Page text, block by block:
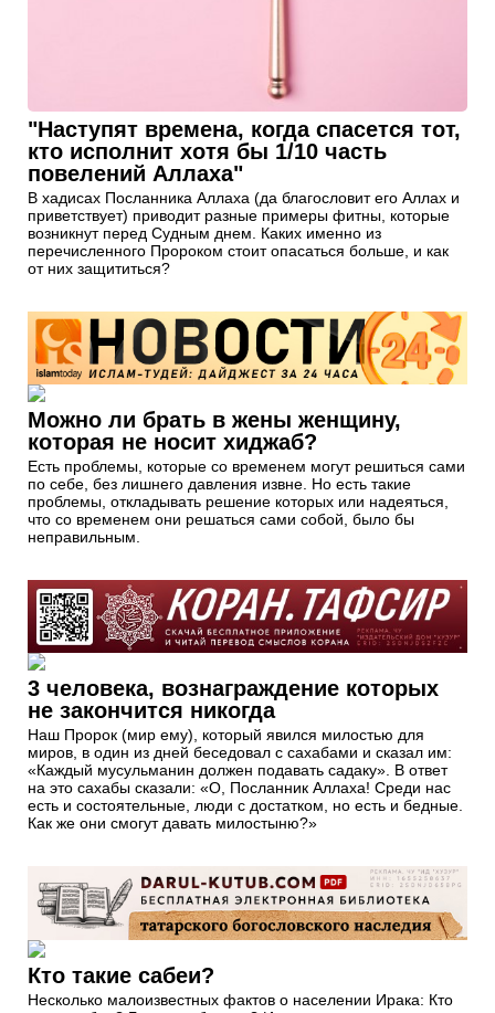
"Наступят времена, когда спасется тот,
кто исполнит хотя бы 1/10 часть
повелений Аллаха"
В хадисах Посланника Аллаха (да благословит его Аллах и
приветствует) приводит разные примеры фитны, которые
возникнут перед Судным днем. Каких именно из
перечисленного Пророком стоит опасаться больше, и как
от них защититься?
Можно ли брать в жены женщину,
которая не носит хиджаб?
Есть проблемы, которые со временем могут решиться сами
по себе, без лишнего давления извне. Но есть такие
проблемы, откладывать решение которых или надеяться,
что со временем они решаться сами собой, было бы
неправильным.
3 человека, вознаграждение которых
не закончится никогда
Наш Пророк (мир ему), который явился милостью для
миров, в один из дней беседовал с сахабами и сказал им:
«Каждый мусульманин должен подавать садаку». В ответ
на это сахабы сказали: «О, Посланник Аллаха! Среди нас
есть и состоятельные, люди с достатком, но есть и бедные.
Как же они смогут давать милостыню?»
Кто такие сабеи?
Несколько малоизвестных фактов о населении Ирака: Кто